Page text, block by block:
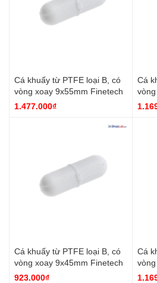
Cá khuấy từ PTFE loại B, có
vòng xoay 9x55mm Finetech
1.477.000₫
Cá
Cá khuấy từ PTFE loại B, có
vòng xoay 9x45mm Finetech
923.000₫
Cá